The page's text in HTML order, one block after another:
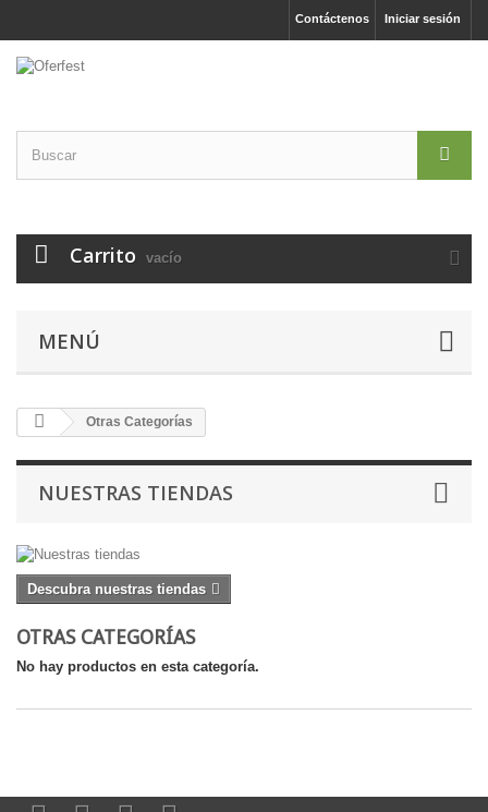
Iniciar sesión
Contáctenos
Carrito vacío
MENÚ
Otras Categorías
NUESTRAS TIENDAS
Descubra nuestras tiendas
OTRAS CATEGORÍAS
No hay productos en esta categoría.